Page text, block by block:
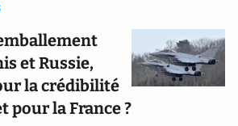
et Russie,
la crédibilité
pour la France ?